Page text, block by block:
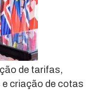
de tarifas,
criação de cotas